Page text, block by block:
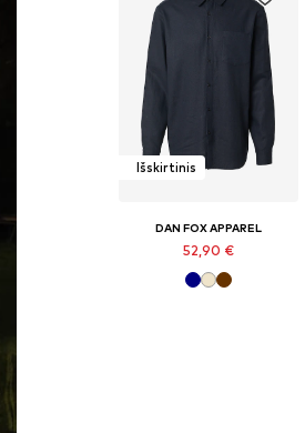
Išskirtinis
DAN FOX APPAREL
52,90 €